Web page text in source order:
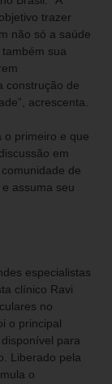
trazer
não só a saúde
sua
construção de
acrescenta.
o primeiro e que
em
de
assuma seu
especialistas
clínico Ravi
no
o principal
para
Liberado pela
o